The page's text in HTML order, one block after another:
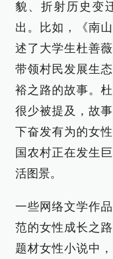
貌、折射历史变
出。比如，《南
述了大学生杜善
带领村民发展生
裕之路的故事。
很少被提及，故
下奋发有为的女
国农村正在发生
活图景。
一些网络文学作
范的女性成长之
题材女性小说中